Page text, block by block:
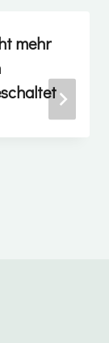
mehr